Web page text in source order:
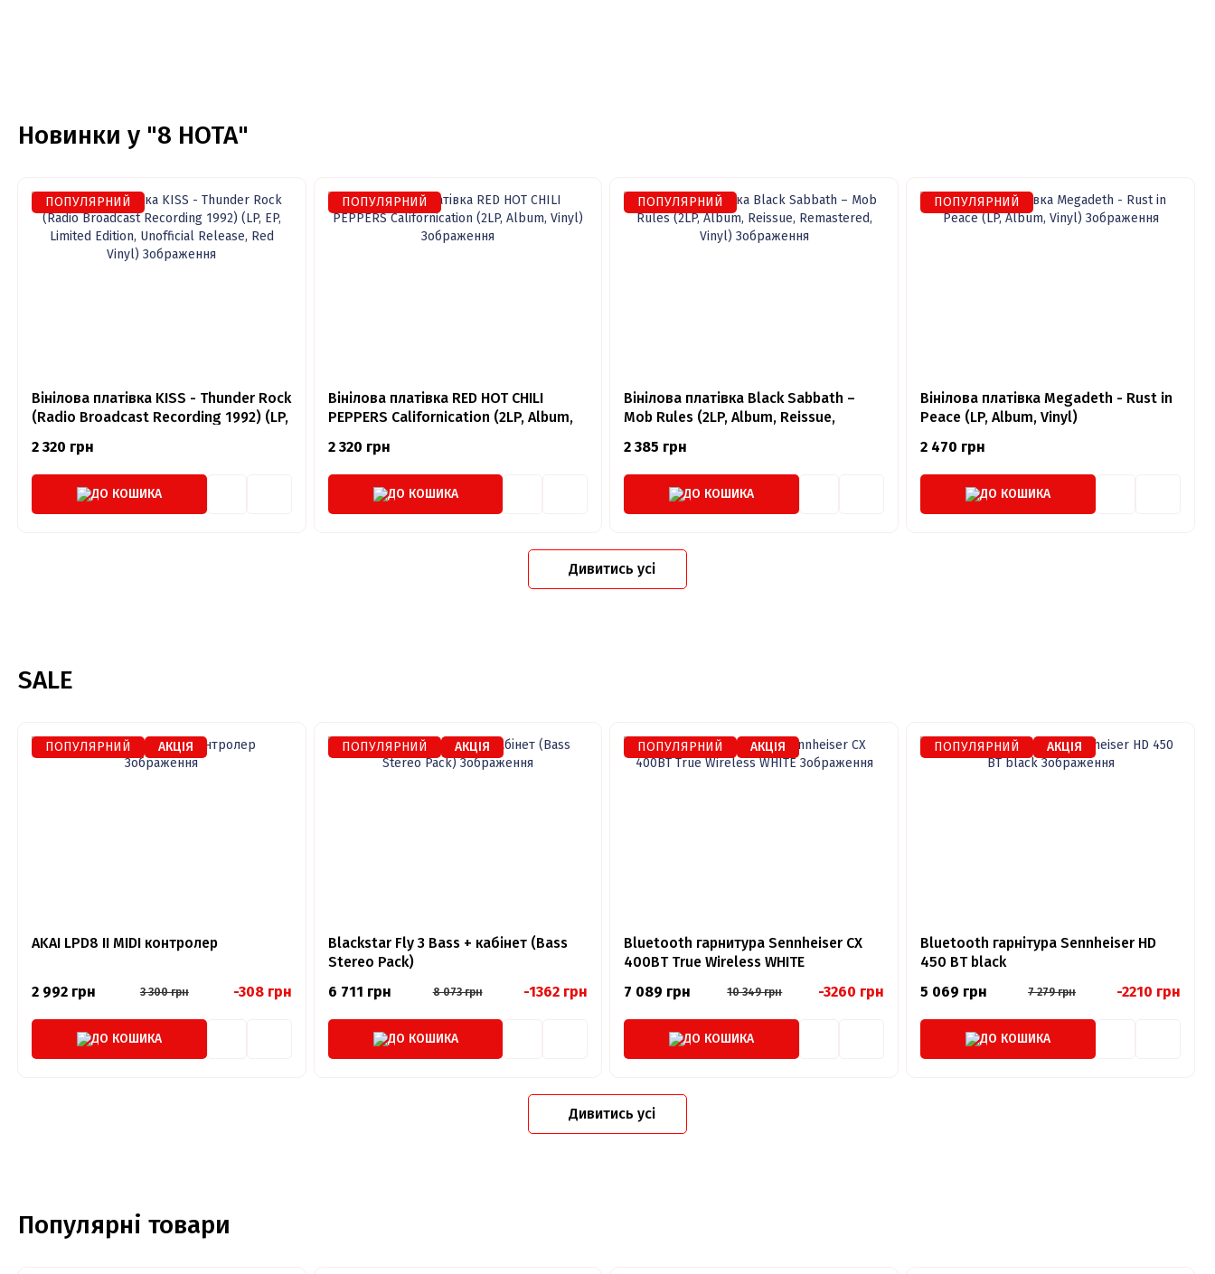
Новинки у "8 НОТА"
ПОПУЛЯРНИЙ
Вінілова платівка KISS - Thunder Rock
(Radio Broadcast Recording 1992) (LP,
Red Vinyl)
2 320 грн
ДО КОШИКА
ПОПУЛЯРНИЙ
Вінілова платівка RED HOT CHILI
PEPPERS Californication (2LP, Album,
2 320 грн
ДО КОШИКА
ПОПУЛЯРНИЙ
Вінілова платівка Black Sabbath –
Mob Rules (2LP, Album, Reissue,
2 385 грн
ДО КОШИКА
ПОПУЛЯРНИЙ
Вінілова платівка Megadeth - Rust in
Peace (LP, Album, Vinyl)
2 470 грн
ДО КОШИКА
Дивитись усі
SALE
ПОПУЛЯРНИЙ АКЦІЯ
AKAI LPD8 II MIDI контролер
2 992 грн 3 300 грн -308 грн
ДО КОШИКА
ПОПУЛЯРНИЙ АКЦІЯ
Blackstar Fly 3 Bass + кабінет (Bass
Stereo Pack)
6 711 грн
8 073 грн -1362 грн
ДО КОШИКА
ПОПУЛЯРНИЙ АКЦІЯ
Bluetooth гарнитура Sennheiser CX
400BT True Wireless WHITE
7 089 грн
10 349 грн -3260 грн
ДО КОШИКА
ПОПУЛЯРНИЙ АКЦІЯ
Bluetooth гарнітура Sennheiser HD
450 BT black
5 069 грн
7 279 грн -2210 грн
ДО КОШИКА
Дивитись усі
Популярні товари